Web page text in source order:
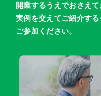
開業するうえでおさえ
実例を交えてご紹介す
ご参加ください。